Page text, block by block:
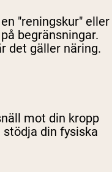
"reningskur" eller
begränsningar.
det gäller näring.
mot din kropp
din fysiska